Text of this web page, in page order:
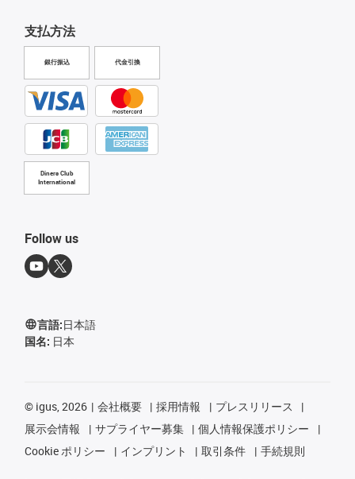
支払方法
銀行振込 代金引換
Diners Club
International
Follow us
言語:日本語
国名: 日本
© igus, 2026 会社概要 採用情報
プレスリリース
展示会情報
サプライヤー募集
個人情報保護ポリシー
Cookie ポリシー
インプリント 取引条件 手続規則